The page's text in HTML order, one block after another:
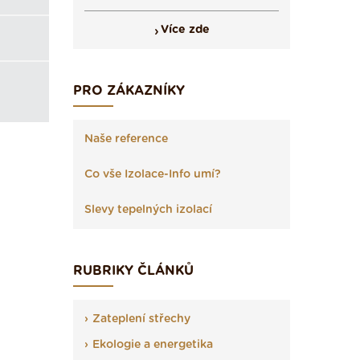
Více zde
PRO ZÁKAZNÍKY
Naše reference
Co vše Izolace-Info umí?
Slevy tepelných izolací
RUBRIKY ČLÁNKŮ
Zateplení střechy
Ekologie a energetika